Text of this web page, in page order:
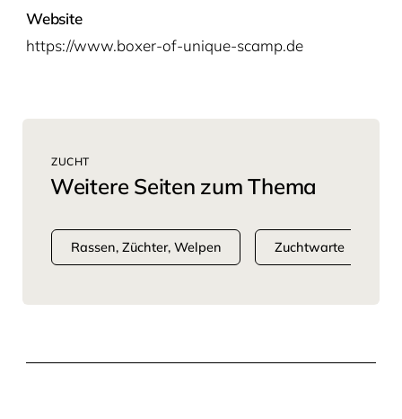
Website
https://www.boxer-of-unique-scamp.de
ZUCHT
Weitere Seiten zum Thema
Rassen, Züchter, Welpen Zuchtwarte